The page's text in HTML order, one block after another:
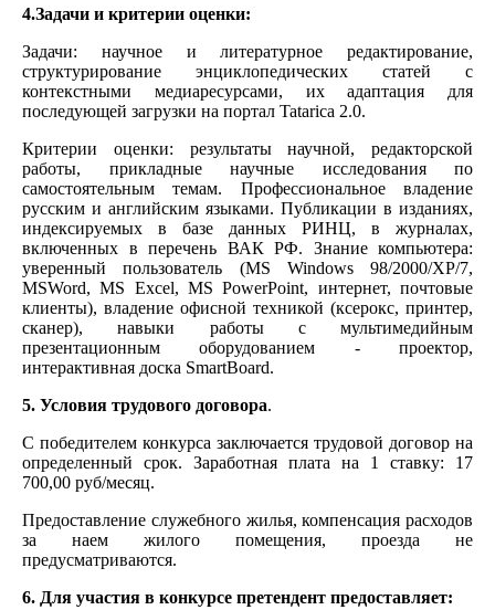
4.Задачи и критерии оценки:
Задачи: научное и литературное редактирование,
структурирование энциклопедических статей с
контекстными медиаресурсами, их адаптация для
последующей загрузки на портал Tatarica 2.0.
Критерии оценки: результаты научной, редакторской
работы, прикладные научные исследования по
самостоятельным темам. Профессиональное владение
русским и английским языками. Публикации в изданиях,
индексируемых в базе данных РИНЦ, в журналах,
включенных в перечень ВАК РФ. Знание компьютера:
уверенный пользователь (MS Windows 98/2000/XP/7,
MSWord, MS Excel, MS PowerPoint, интернет, почтовые
клиенты), владение офисной техникой (ксерокс, принтер,
сканер), навыки работы с мультимедийным
презентационным оборудованием - проектор,
интерактивная доска SmartBoard.
5. Условия трудового договора.
С победителем конкурса заключается трудовой договор на
определенный срок. Заработная плата на 1 ставку: 17
700,00 руб/месяц.
Предоставление служебного жилья, компенсация расходов
за наем жилого помещения, проезда не
предусматриваются.
6. Для участия в конкурсе претендент предоставляет: